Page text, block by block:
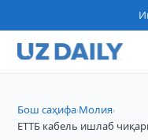
Бош саҳифа›Молия›
ЕТТБ кабель ишлаб